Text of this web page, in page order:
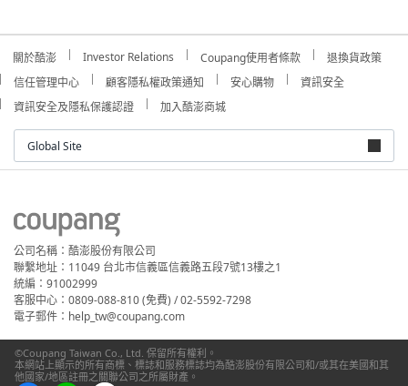
關於酷澎 Investor Relations Coupang使用者條款
退換貨政策
信任管理中心
顧客隱私權政策通知 安心購物
資訊安全
資訊安全及隱私保護認證
加入酷澎商城
Global Site
公司名稱：酷澎股份有限公司
聯繫地址：11049 台北市信義區信義路五段7號13樓之1
統編：91002999
客服中心：0809-088-810 (免費) / 02-5592-7298
電子郵件：help_tw@coupang.com
©Coupang Taiwan Co., Ltd. 保留所有權利。
本網站上顯示的所有商標、標誌和服務標誌均為酷澎股份有限公司和/或其在美國和其
他國家/地區註冊之關聯公司之所屬財產。